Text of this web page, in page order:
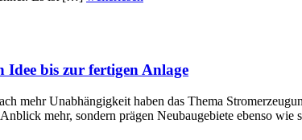
Idee bis zur fertigen Anlage
mehr Unabhängigkeit haben das Thema
mehr, sondern prägen Neubaugebiete ebenso